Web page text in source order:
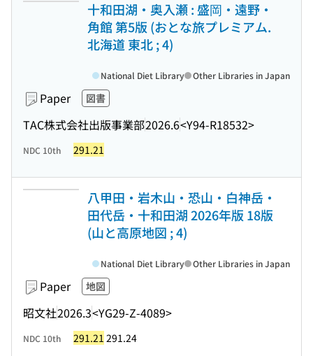
十和田湖・奥入瀬 : 盛岡・遠野・
角館 第5版 (おとな旅プレミアム.
北海道 東北 ; 4)
Paper 図書
TAC株式会社出版事業部2026.6<Y94-R18532>
National Diet Library Other Libraries in Japan
NDC 10th 291.21
八甲田・岩木山・恐山・白神岳・
田代岳・十和田湖 2026年版 18版
(山と高原地図 ; 4)
Paper 地図
昭文社2026.3<YG29-Z-4089>
National Diet Library Other Libraries in Japan
NDC 10th 291.21 291.24